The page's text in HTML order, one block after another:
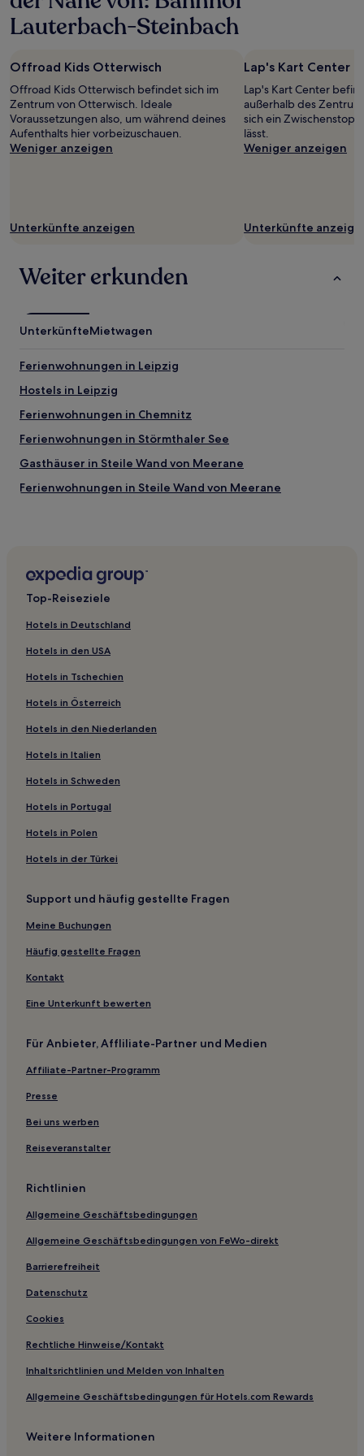
Lauterbach-Steinbach
Offroad Kids Otterwisch
Offroad Kids Otterwisch befindet sich im
Zentrum von Otterwisch. Ideale
Voraussetzungen also, um während deines
Aufenthalts hier vorbeizuschauen.
Weniger anzeigen
Unterkünfte anzeigen
Lap's Kart Center
Lap's Kart Center
außerhalb des
sich ein
lässt.
Weniger anzeigen
Unterkünfte
Weiter erkunden
UnterkünfteMietwagen
Ferienwohnungen in Leipzig
Hostels in Leipzig
Ferienwohnungen in Chemnitz
Ferienwohnungen in Störmthaler See
Gasthäuser in Steile Wand von Meerane
Ferienwohnungen in Steile Wand von Meerane
Familien in Löbtau
Hotels mit Parkplatz in Löbtau
Hotels mit Parkplatz in Direktionsbezirk Chemnitz
Haustierfreundliche in Direktionsbezirk Chemnitz
Hotels mit WLAN in Direktionsbezirk Chemnitz
Haustierfreundliche in Meißen
Familien in Meißen
Hotels mit inbegriffenem Frühstück in Meißen
Hotels mit Pool in Breitenbrunn/Erzgeb.
Haustierfreundliche in Breitenbrunn/Erzgeb.
Familien in Chemnitz
Business in Nord
Haustierfreundliche in Nord
Haustierfreundliche nahe Störmthaler See
Hotels mit Wellnessbereich nahe Störmthaler See
Hotels mit inbegriffenem Frühstück nahe Störmthaler See
Günstige nahe Störmthaler See
Hotels mit Küchenzeile in Bad Schlema
Haustierfreundliche in Marienberg
Hotels mit Parkplatz in Reudnitz-Thonberg
Haustierfreundliche in Reudnitz-Thonberg
Familien in Freiberg
Familien in Leipzig
Hotels mit inbegriffenem Frühstück in Leipzig
Haustierfreundliche in Pockau-Lengefeld
Haustierfreundliche in Zentrum
Familien in Zentrum
Luxus in Zentrum
Haustierfreundliche in Plauen
Hotels mit Parkplatz nahe Steile Wand von Meerane
Hotels mit Pool nahe Steile Wand von Meerane
Top-Reiseziele
Hotels in Deutschland
Hotels in den USA
Hotels in Tschechien
Hotels in Österreich
Hotels in den Niederlanden
Hotels in Italien
Hotels in Schweden
Hotels in Portugal
Hotels in Polen
Hotels in der Türkei
Support und häufig gestellte Fragen
Meine Buchungen
Häufig gestellte Fragen
Kontakt
Eine Unterkunft bewerten
Für Anbieter, Affliliate-Partner und Medien
Affiliate-Partner-Programm
Presse
Bei uns werben
Reiseveranstalter
Richtlinien
Allgemeine Geschäftsbedingungen
Allgemeine Geschäftsbedingungen von FeWo-direkt
Barrierefreiheit
Datenschutz
Cookies
Rechtliche Hinweise/Kontakt
Inhaltsrichtlinien und Melden von Inhalten
Allgemeine Geschäftsbedingungen für Hotels.com Rewards
Weitere Informationen